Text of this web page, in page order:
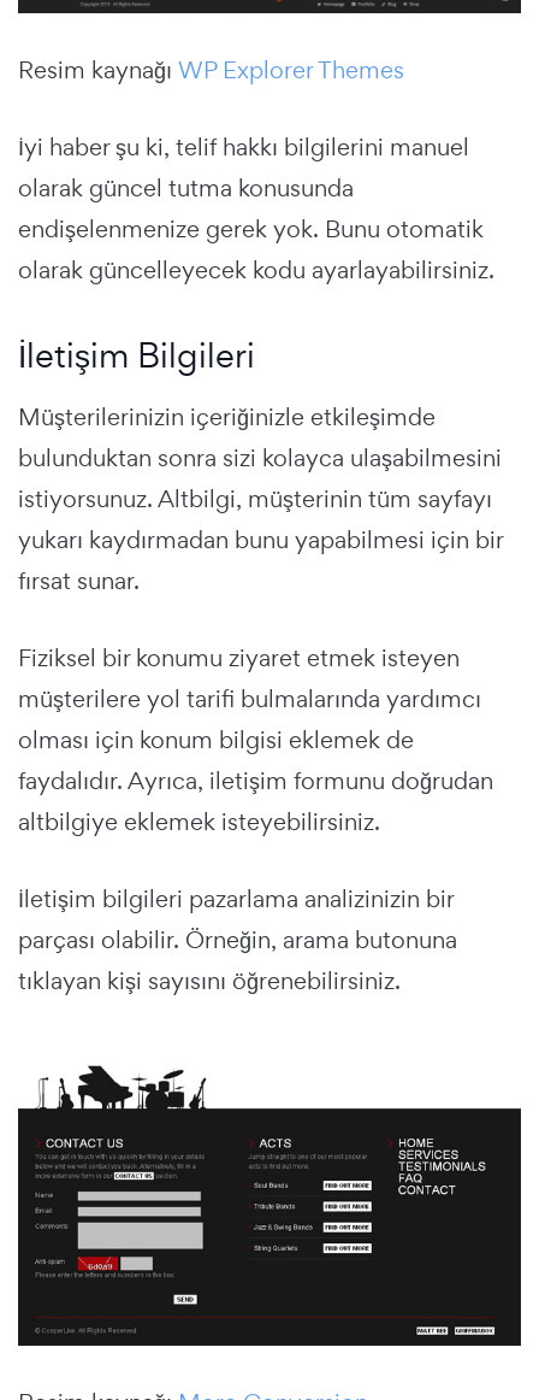
Resim kaynağı WP Explorer Themes
İyi haber şu ki, telif hakkı bilgilerini manuel
olarak güncel tutma konusunda
endişelenmenize gerek yok. Bunu otomatik
olarak güncelleyecek kodu ayarlayabilirsiniz.
İletişim Bilgileri
Müşterilerinizin içeriğinizle etkileşimde
bulunduktan sonra sizi kolayca ulaşabilmesini
istiyorsunuz. Altbilgi, müşterinin tüm sayfayı
yukarı kaydırmadan bunu yapabilmesi için bir
fırsat sunar.
Fiziksel bir konumu ziyaret etmek isteyen
müşterilere yol tarifi bulmalarında yardımcı
olması için konum bilgisi eklemek de
faydalıdır. Ayrıca, iletişim formunu doğrudan
altbilgiye eklemek isteyebilirsiniz.
İletişim bilgileri pazarlama analizinizin bir
parçası olabilir. Örneğin, arama butonuna
tıklayan kişi sayısını öğrenebilirsiniz.